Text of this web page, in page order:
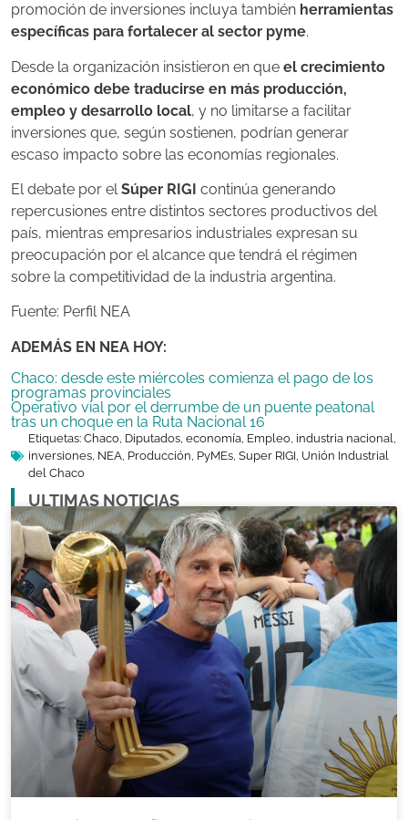
promoción de inversiones incluya también herramientas
específicas para fortalecer al sector pyme.
Desde la organización insistieron en que el crecimiento
económico debe traducirse en más producción,
empleo y desarrollo local, y no limitarse a facilitar
inversiones que, según sostienen, podrían generar
escaso impacto sobre las economías regionales.
El debate por elSúper RIGI continúa generando
repercusiones entre distintos sectores productivos del
país, mientras empresarios industriales expresan su
preocupación por el alcance que tendrá el régimen
sobre la competitividad de la industria argentina.
Fuente: Perfil NEA
ADEMÁS EN NEA HOY:
Chaco: desde este miércoles comienza el pago de los
programas provinciales
Operativo vial por el derrumbe de un puente peatonal
tras un choque en la Ruta Nacional 16
Etiquetas: Chaco, Diputados, economía, Empleo, industria nacional,
inversiones, NEA, Producción, PyMEs, Super RIGI, Unión Industrial
del Chaco
ULTIMAS NOTICIAS